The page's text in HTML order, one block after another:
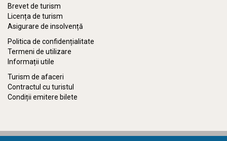
Brevet de turism
Licența de turism
Asigurare de insolvență
Politica de confidențialitate
Termeni de utilizare
Informații utile
Turism de afaceri
Contractul cu turistul
Condiții emitere bilete